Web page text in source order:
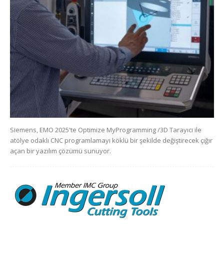
Siemens, EMO 2025'te Optimize MyProgramming /3D Tarayıcı ile
atölye odaklı CNC programlamayı köklü bir şekilde değiştirecek çığır
açan bir yazılım çözümü sunuyor.